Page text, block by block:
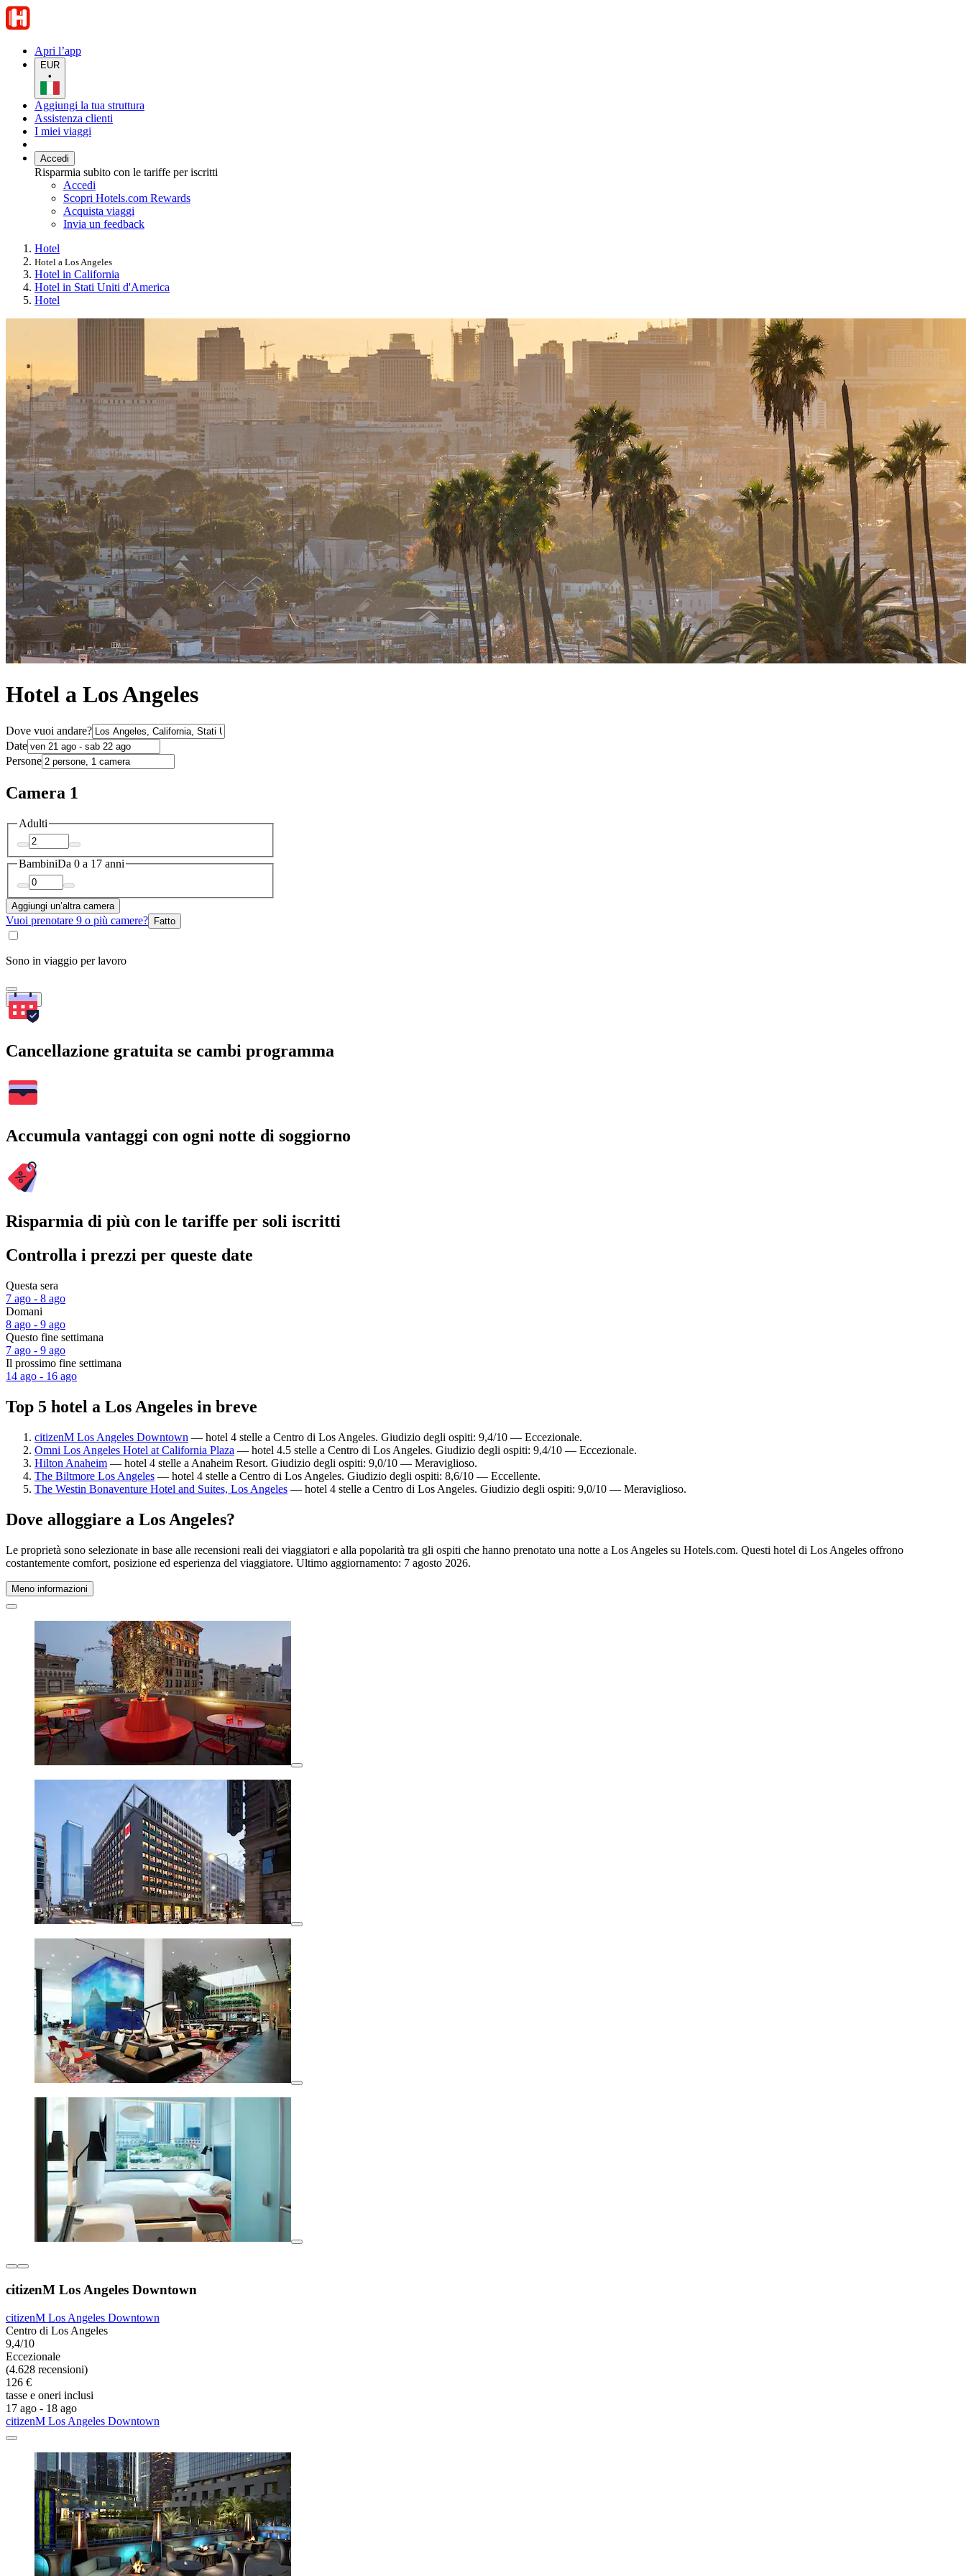
Apri l’app
EUR
•
Aggiungi la tua struttura
Assistenza clienti
I miei viaggi
Accedi
Risparmia subito con le tariffe per iscritti
Accedi
Scopri Hotels.com Rewards
Acquista viaggi
Invia un feedback
Hotel
Hotel a Los Angeles
Hotel in California
Hotel in Stati Uniti d'America
Hotel
Hotel a Los Angeles
Dove vuoi andare?
Date
Persone
Camera 1
Adulti
BambiniDa 0 a 17 anni
Aggiungi un’altra camera
Vuoi prenotare 9 o più camere? Fatto
Sono in viaggio per lavoro
Cerca
Cancellazione gratuita se cambi programma
Accumula vantaggi con ogni notte di soggiorno
Risparmia di più con le tariffe per soli iscritti
Controlla i prezzi per queste date
Questa sera
7 ago - 8 ago
Domani
8 ago - 9 ago
Questo fine settimana
7 ago - 9 ago
Il prossimo fine settimana
14 ago - 16 ago
Top 5 hotel a Los Angeles in breve
citizenM Los Angeles Downtown — hotel 4 stelle a Centro di Los Angeles. Giudizio degli ospiti: 9,4/10 — Eccezionale.
Omni Los Angeles Hotel at California Plaza — hotel 4.5 stelle a Centro di Los Angeles. Giudizio degli ospiti: 9,4/10 — Eccezionale.
Hilton Anaheim — hotel 4 stelle a Anaheim Resort. Giudizio degli ospiti: 9,0/10 — Meraviglioso.
The Biltmore Los Angeles — hotel 4 stelle a Centro di Los Angeles. Giudizio degli ospiti: 8,6/10 — Eccellente.
The Westin Bonaventure Hotel and Suites, Los Angeles — hotel 4 stelle a Centro di Los Angeles. Giudizio degli ospiti: 9,0/10 — Meraviglioso.
Dove alloggiare a Los Angeles?
Le proprietà sono selezionate in base alle recensioni reali dei viaggiatori e alla popolarità tra gli ospiti che hanno prenotato una notte a Los Angeles su Hotels.com. Questi hotel di Los Angeles offrono
costantemente comfort, posizione ed esperienza del viaggiatore. Ultimo aggiornamento: 7 agosto 2026.
Meno informazioni
citizenM Los Angeles Downtown
citizenM Los Angeles Downtown
Centro di Los Angeles
9,4/10
Eccezionale
(4.628 recensioni)
126 €
tasse e oneri inclusi
17 ago - 18 ago
citizenM Los Angeles Downtown